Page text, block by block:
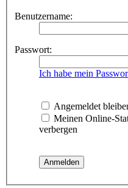
Benutzername:
Passwort:
Ich habe mein
Angemeldet
Meinen Online-
verbergen